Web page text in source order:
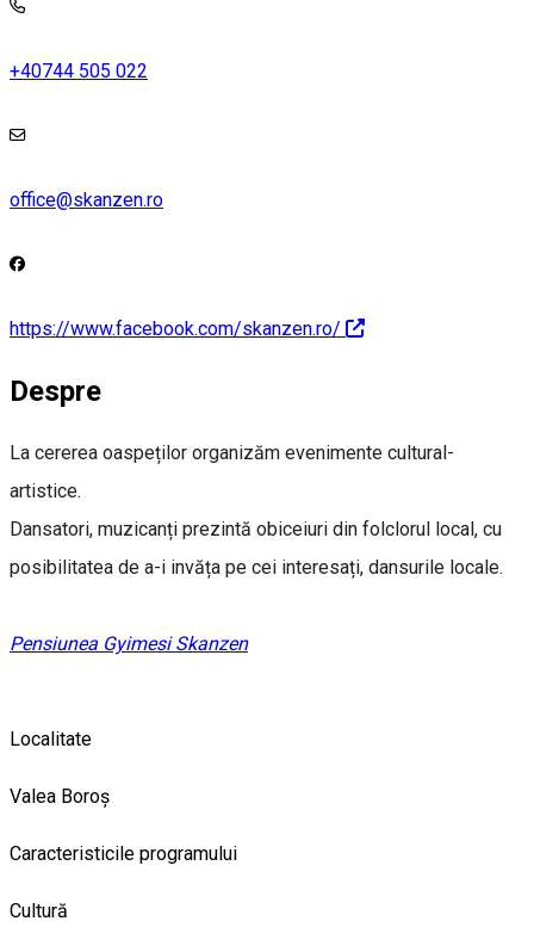
+40744 505 022
office@skanzen.ro
https://www.facebook.com/skanzen.ro/
Despre
La cererea oaspeților organizăm evenimente cultural-
artistice.
Dansatori, muzicanți prezintă obiceiuri din folclorul local, cu
posibilitatea de a-i invăța pe cei interesați, dansurile locale.
Pensiunea Gyimesi Skanzen
Localitate
Valea Boroș
Caracteristicile programului
Cultură